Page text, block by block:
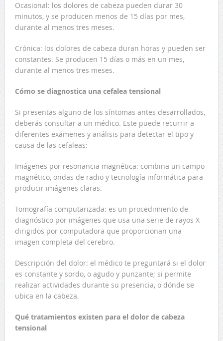
Ocasional: los dolores de cabeza pueden durar 30
minutos, y se producen menos de 15 días por mes,
durante al menos tres meses.
Crónica: los dolores de cabeza duran horas y pueden ser
constantes. Se producen 15 días o más en un mes,
durante al menos tres meses.
Cómo se diagnostica una cefalea tensional
Si presentas alguno de los síntomas antes desarrollados,
deberás consultar a un médico. Este puede recurrir a
diferentes exámenes y análisis para detectar el tipo y
causa de las cefaleas:
Imágenes por resonancia magnética: combina un campo
magnético, ondas de radio y tecnología informática para
producir imágenes claras.
Tomografía computarizada: es un procedimiento de
diagnóstico por imágenes que usa una serie de rayos X
dirigidos por computadora que proporcionan una
imagen completa del cerebro.
Descripción del dolor: el médico te preguntará si el dolor
es constante y sordo, o agudo y punzante; si permite
realizar actividades durante su presencia, o dónde se
ubica en la cabeza.
Qué tratamientos existen para el dolor de cabeza
tensional